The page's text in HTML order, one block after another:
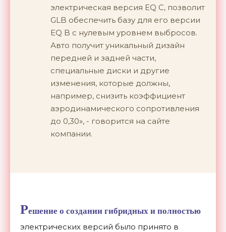
электрическая версия EQ C, позволит
GLB обеспечить базу для его версии
EQ B с нулевым уровнем выбросов.
Авто получит уникальный дизайн
передней и задней части,
специальные диски и другие
изменения, которые должны,
например, снизить коэффициент
аэродинамического сопротивления
до 0,30», - говорится на сайте
компании.
Решение о создании гибридных и полностью
электрических версий было принято в